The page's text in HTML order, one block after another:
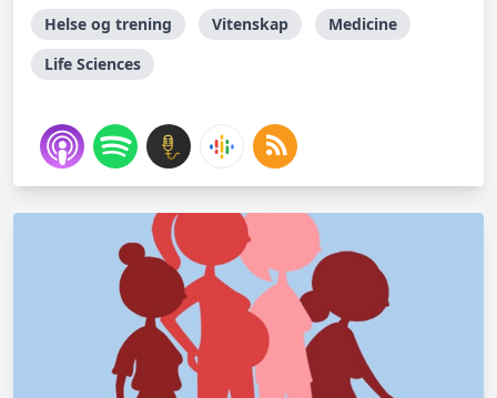
Helse og trening Vitenskap
Medicine
Life Sciences